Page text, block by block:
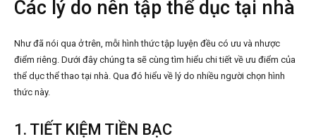
Các lý do nên tập thể dục tại nhà
Như đã nói qua ở trên, mỗi hình thức tập luyện đều có ưu và nhược
điểm riêng. Dưới đây chúng ta sẽ cùng tìm hiểu chi tiết về ưu điểm của
thể dục thể thao tại nhà. Qua đó hiểu về lý do nhiều người chọn hình
thức này.
1. TIẾT KIỆM TIỀN BẠC